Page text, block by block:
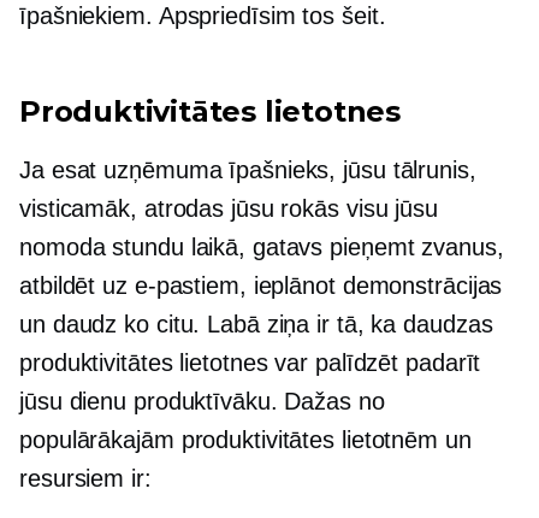
īpašniekiem. Apspriedīsim tos šeit.
Produktivitātes lietotnes
Ja esat uzņēmuma īpašnieks, jūsu tālrunis,
visticamāk, atrodas jūsu rokās visu jūsu
nomoda stundu laikā, gatavs pieņemt zvanus,
atbildēt uz e-pastiem, ieplānot demonstrācijas
un daudz ko citu. Labā ziņa ir tā, ka daudzas
produktivitātes lietotnes var palīdzēt padarīt
jūsu dienu produktīvāku. Dažas no
populārākajām produktivitātes lietotnēm un
resursiem ir: